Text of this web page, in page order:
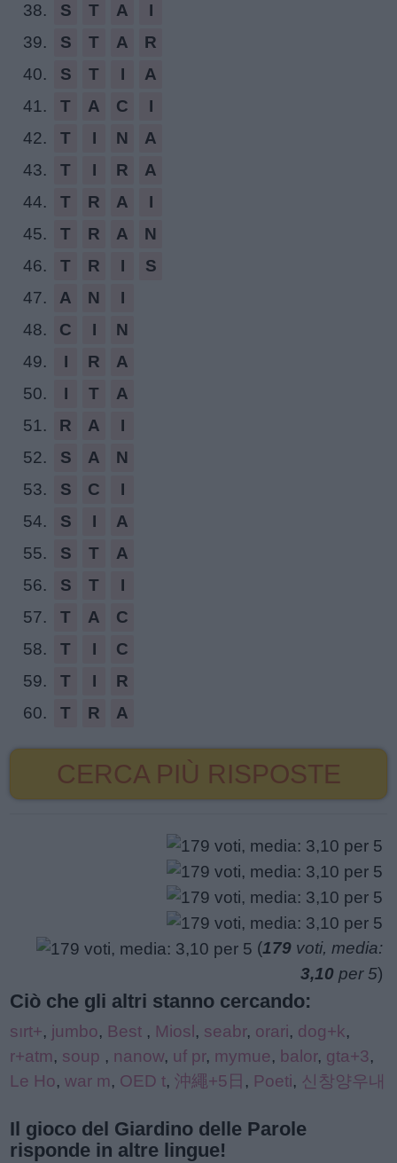
38.
S T A
I
39.
S T A
R
40.
S T I
A
41.
T A C
I
42.
T I N
A
43.
T I R
A
44.
T R A
I
45.
T R A
N
46.
T R I
S
47.
A N
I
48.
C I
N
49.
I R
A
50.
I T
A
51.
R A
I
52.
S A
N
53.
S C
I
54.
S I
A
55.
S T
A
56.
S T
I
57.
T A
C
58.
T I
C
59.
T I
R
60.
T R A
CERCA PIÙ RISPOSTE
(179 voti, media:
3,10 per 5)
Ciò che gli altri stanno cercando:
sırt+, jumbo, Best , Miosl, seabr, orari, dog+k,
r+atm, soup , nanow, uf pr, mymue, balor, gta+3,
Le Ho, war m, OED t, 沖繩+5日 , Poeti, 신창양우내
Il gioco del Giardino delle Parole
risponde in altre lingue!